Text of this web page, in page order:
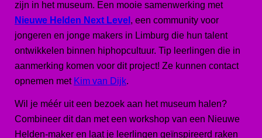
zijn in het museum. Een mooie samenwerking met
Nieuwe Helden Next Level , een community voor
jongeren en jonge makers in Limburg die hun talent
ontwikkelen binnen hiphopcultuur. Tip leerlingen die in
aanmerking komen voor dit project! Ze kunnen contact
opnemen met Kim van Dijk.
Wil je méér uit een bezoek aan het museum halen?
Combineer dit dan met een workshop van een Nieuwe
Helden-maker en laat je leerlingen geïnspireerd raken